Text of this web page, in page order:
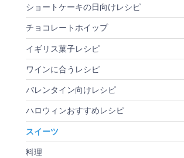
ショートケーキの日向けレシピ
チョコレートホイップ
イギリス菓子レシピ
ワインに合うレシピ
バレンタイン向けレシピ
ハロウィンおすすめレシピ
スイーツ
料理